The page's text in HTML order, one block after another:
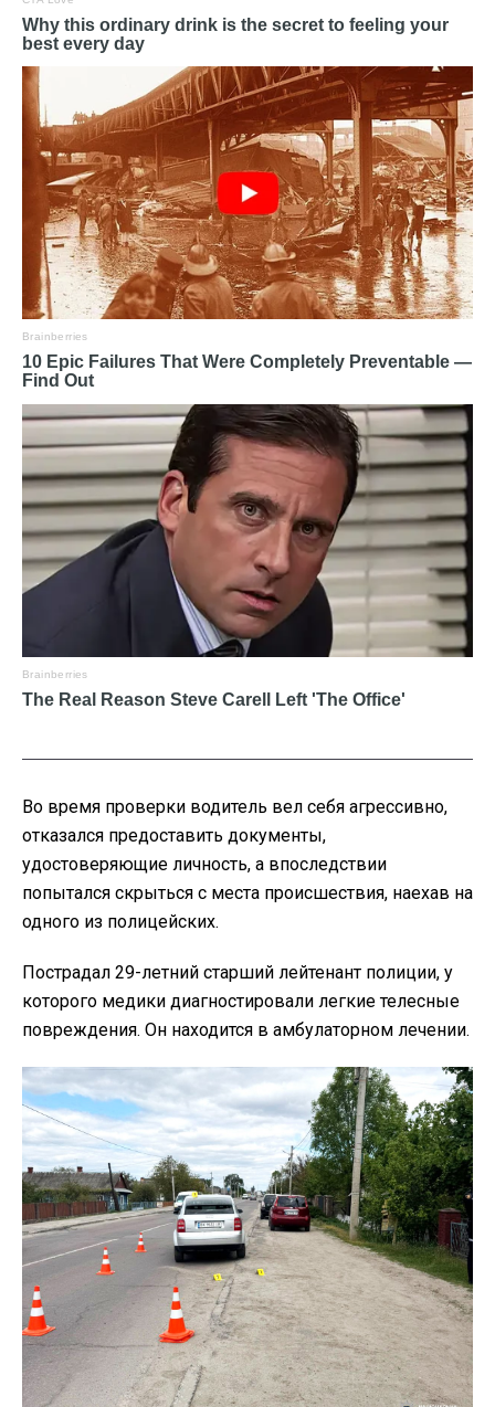
Во время проверки водитель вел себя агрессивно,
отказался предоставить документы,
удостоверяющие личность, а впоследствии
попытался скрыться с места происшествия, наехав на
одного из полицейских.
Пострадал 29-летний старший лейтенант полиции, у
которого медики диагностировали легкие телесные
повреждения. Он находится в амбулаторном лечении.